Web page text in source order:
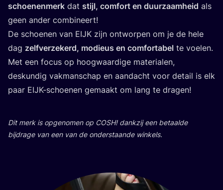
schoe­nen­merk dat stijl, com­fort en duur­zaam­heid als
geen ander combineert!
De schoe­nen van EIJK zijn ont­wor­pen om je de hele
dag zelf­ver­ze­kerd, modi­eus en com­for­ta­bel te voe­len.
Met een focus op hoog­waar­di­ge mate­ri­a­len,
des­kun­dig vak­man­schap en aan­dacht voor detail is elk
paar EIJK-schoe­nen gemaakt om lang te dragen!
Dit merk is opge­no­men op COSH! dank­zij een betaal­de
bij­dra­ge van een van de onder­staan­de winkels.